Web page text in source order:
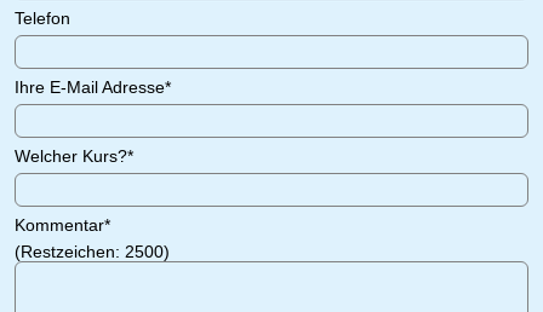
Telefon
Ihre E-Mail Adresse*
Welcher Kurs?*
Kommentar*
(Restzeichen: 2500)